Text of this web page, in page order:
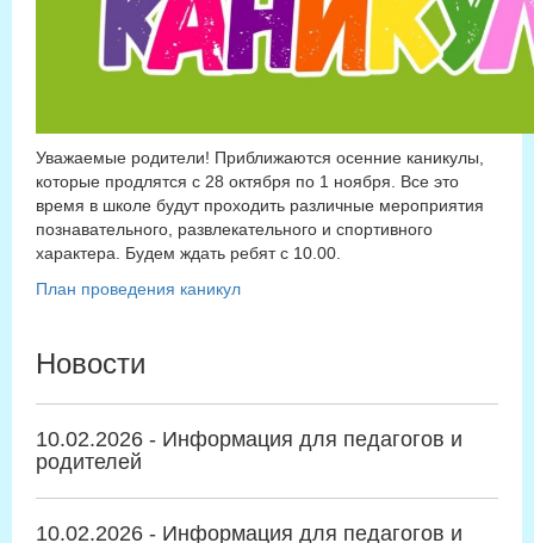
Уважаемые родители! Приближаются осенние каникулы,
которые продлятся с 28 октября по 1 ноября. Все это
время в школе будут проходить различные мероприятия
познавательного, развлекательного и спортивного
характера. Будем ждать ребят с 10.00.
План проведения каникул
Новости
10.02.2026 - Информация для педагогов и
родителей
10.02.2026 - Информация для педагогов и